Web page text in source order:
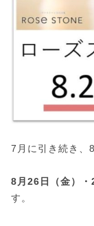
7月に引き続き、
8月26日（金）・
す。